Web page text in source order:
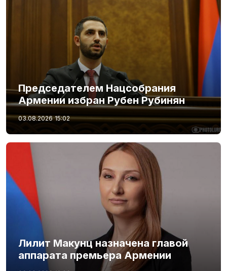
Председателем Нацсобрания
Армении избран Рубен Рубинян
03.08.2026 15:02
Лилит Макунц назначена главой
аппарата премьера Армении